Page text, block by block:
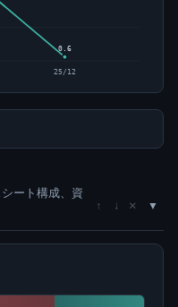
0.6
25/12
ート構成、資
↑ ↓ ×